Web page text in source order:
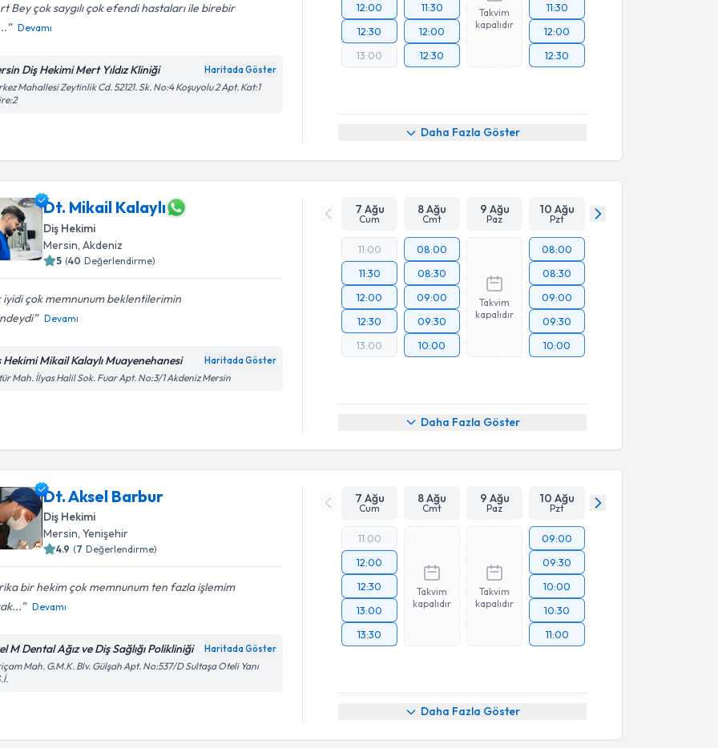
Bey çok saygılı çok efendi hastaları ile birebir
Devamı
Diş Hekimi Mert Yıldız Kliniği Haritada Göster
Mahallesi Zeytinlik Cd. 52121. Sk. No:4 Koşuyolu 2 Apt. Kat:1
12:00
12:30
13:00
11:30
12:00
12:30
Takvim
kapalıdır
11:30
12:00
12:30
Daha Fazla Göster
Dt. Mikail Kalaylı
Diş Hekimi
Mersin , Akdeniz
5 (40 Değerlendirme)
iyidi çok memnunum beklentilerimin
Devamı
Hekimi Mikail Kalaylı Muayenehanesi Haritada Göster
Mah. İlyas Halil Sok. Fuar Apt. No:3/1 Akdeniz Mersin
7 Ağu
Cum
8 Ağu
Cmt
9 Ağu
Paz
10 Ağu
Pzt
11:00
11:30
12:00
12:30
13:00
08:00
08:30
09:00
09:30
10:00
Takvim
kapalıdır
08:00
08:30
09:00
09:30
10:00
Daha Fazla Göster
Dt. Aksel Barbur
Diş Hekimi
Mersin, Yenişehir
4.9 (7 Değerlendirme)
bir hekim çok memnunum ten fazla işlemim
Devamı
M Dental Ağız ve Diş Sağlığı Polikliniği Haritada Göster
Mah. G.M.K. Blv. Gülşah Apt. No:537/D Sultaşa Oteli Yanı
7 Ağu
Cum
8 Ağu
Cmt
9 Ağu
Paz
10 Ağu
Pzt
11:00
12:00
12:30
13:00
13:30
Takvim
kapalıdır
Takvim
kapalıdır
09:00
09:30
10:00
10:30
11:00
Daha Fazla Göster